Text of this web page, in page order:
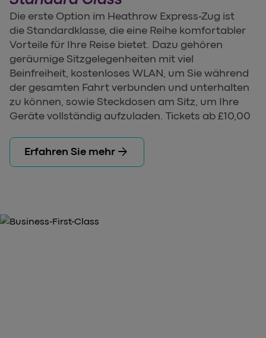
Die erste Option im Heathrow Express-Zug ist
die Standardklasse, die eine Reihe komfortabler
Vorteile für Ihre Reise bietet. Dazu gehören
geräumige Sitzgelegenheiten mit viel
Beinfreiheit, kostenloses WLAN, um Sie während
der gesamten Fahrt verbunden und unterhalten
zu können, sowie Steckdosen am Sitz, um Ihre
Geräte vollständig aufzuladen. Tickets ab £10,00
Erfahren Sie mehr arrow_forward